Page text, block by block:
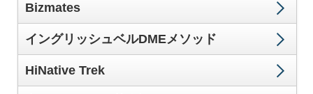
Bizmates
イングリッシュベルDMEメソッド
HiNative Trek